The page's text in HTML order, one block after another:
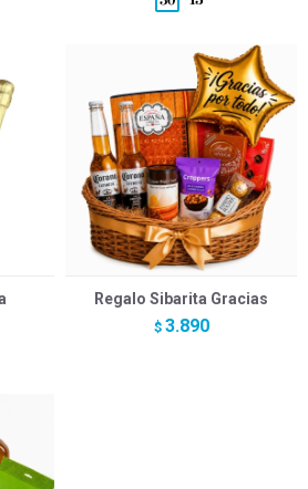
Regalo Sibarita Gracias
$ 3.890